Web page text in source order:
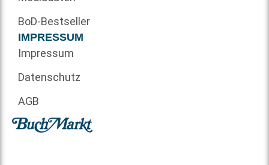
BoD-Bestseller
IMPRESSUM
Impressum
Datenschutz
AGB